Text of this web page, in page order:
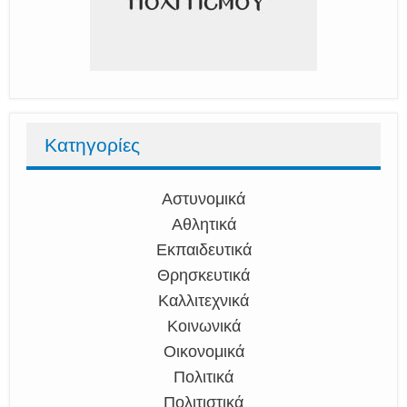
Κατηγορίες
Αστυνομικά
Αθλητικά
Εκπαιδευτικά
Θρησκευτικά
Καλλιτεχνικά
Κοινωνικά
Οικονομικά
Πολιτικά
Πολιτιστικά